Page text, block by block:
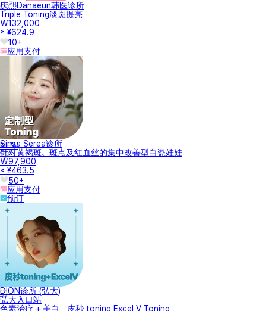
庆熙Danaeun韩医诊所
Triple Toning淡斑提亮
₩132,000
≈ ¥624.9
10+
应用支付
NEW
Sinsa Serea诊所
针对黄褐斑、斑点及红血丝的集中改善型白瓷娃娃
₩97,900
≈ ¥463.5
50+
应用支付
预订
DION诊所 (弘大)
弘大入口站
色素治疗 + 美白，皮秒 toning Excel V Toning